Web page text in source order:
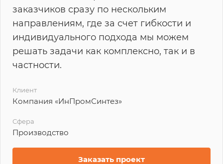
заказчиков сразу по нескольким
направлениям, где за счет гибкости и
индивидуального подхода мы можем
решать задачи как комплексно, так и в
частности.
Клиент
Компания «ИнПромСинтез»
Сфера
Производство
Заказать проект